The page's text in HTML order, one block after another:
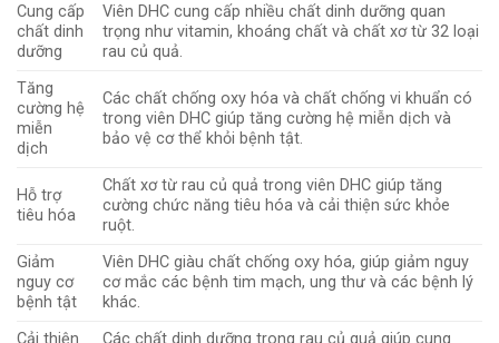
Cung cấp
chất dinh
dưỡng
Viên DHC cung cấp nhiều chất dinh dưỡng quan
trọng như vitamin, khoáng chất và chất xơ từ 32 loại
rau củ quả.
Tăng
cường hệ
miễn
dịch
Các chất chống oxy hóa và chất chống vi khuẩn có
trong viên DHC giúp tăng cường hệ miễn dịch và
bảo vệ cơ thể khỏi bệnh tật.
Hỗ trợ
tiêu hóa
Chất xơ từ rau củ quả trong viên DHC giúp tăng
cường chức năng tiêu hóa và cải thiện sức khỏe
ruột.
Giảm
nguy cơ
bệnh tật
Viên DHC giàu chất chống oxy hóa, giúp giảm nguy
cơ mắc các bệnh tim mạch, ung thư và các bệnh lý
khác.
Cải thiện
Các chất dinh dưỡng trong rau củ quả giúp cung